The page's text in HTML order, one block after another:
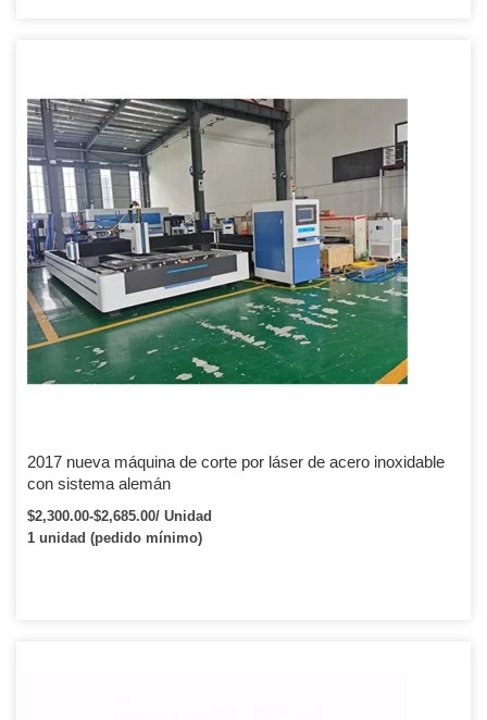
2017 nueva máquina de corte por láser de acero inoxidable
con sistema alemán
$2,300.00-$2,685.00/ Unidad
1 unidad (pedido mínimo)